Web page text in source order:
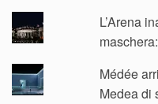
L’Arena
Médée
Medea di